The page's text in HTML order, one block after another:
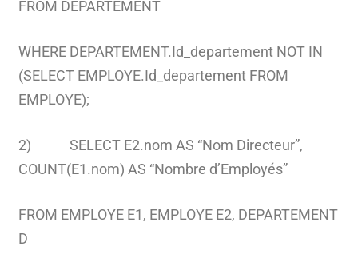
FROM DEPARTEMENT
WHERE DEPARTEMENT.Id_departement NOT IN
(SELECT EMPLOYE.Id_departement FROM
EMPLOYE);
2) SELECT E2.nom AS “Nom Directeur”,
COUNT(E1.nom) AS “Nombre d’Employés”
FROM EMPLOYE E1, EMPLOYE E2, DEPARTEMENT
D